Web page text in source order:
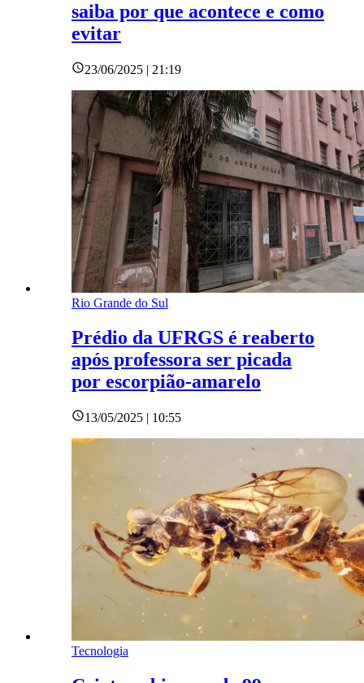
saiba por que acontece e como
evitar
23/06/2025 | 21:19
Rio Grande do Sul
Prédio da UFRGS é reaberto
após professora ser picada
por escorpião-amarelo
13/05/2025 | 10:55
Tecnologia